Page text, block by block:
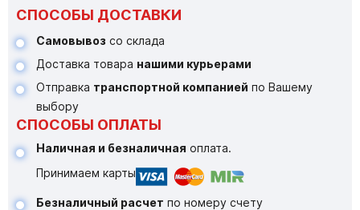
СПОСОБЫ ДОСТАВКИ
Самовывоз со склада
Доставка товара нашими курьерами
Отправка транспортной компанией по Вашему
выбору
СПОСОБЫ ОПЛАТЫ
Наличная и безналичная оплата.
Принимаем карты
Безналичный расчет по номеру счету